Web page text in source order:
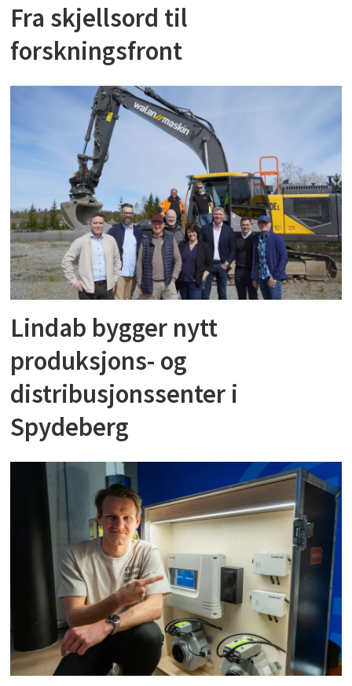
Fra skjellsord til
forskningsfront
Lindab bygger nytt
produksjons- og
distribusjonssenter i
Spydeberg